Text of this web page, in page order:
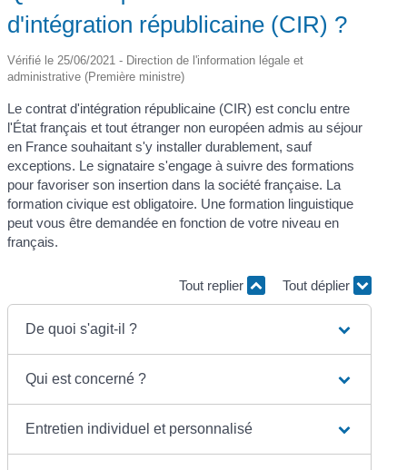
d'intégration républicaine (CIR) ?
Vérifié le 25/06/2021 - Direction de l'information légale et
administrative (Première ministre)
Le contrat d'intégration républicaine (CIR) est conclu entre
l'État français et tout étranger non européen admis au séjour
en France souhaitant s'y installer durablement, sauf
exceptions. Le signataire s'engage à suivre des formations
pour favoriser son insertion dans la société française. La
formation civique est obligatoire. Une formation linguistique
peut vous être demandée en fonction de votre niveau en
français.
Tout replier Tout déplier
De quoi s'agit-il ?
Qui est concerné ?
Entretien individuel et personnalisé